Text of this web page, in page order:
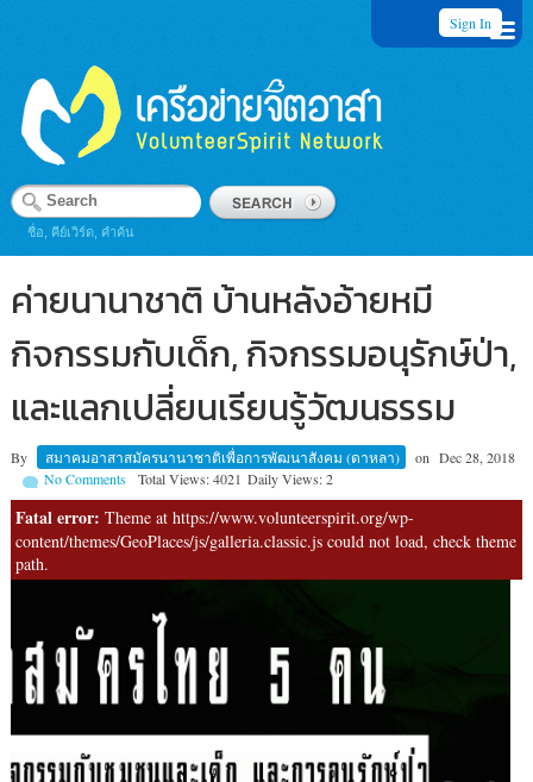
Sign In
ชื่อ, คีย์เวิร์ด, คำค้น
ค่ายนานาชาติ บ้านหลังอ้ายหมี
กิจกรรมกับเด็ก, กิจกรรมอนุรักษ์ป่า,
และแลกเปลี่ยนเรียนรู้วัฒนธรรม
By สมาคมอาสาสมัครนานาชาติเพื่อการพัฒนาสังคม (ดาหลา) on Dec 28, 2018
Total Views: 4021 Daily Views: 2
No Comments
Fatal error: Theme at https://www.volunteerspirit.org/wp-
content/themes/GeoPlaces/js/galleria.classic.js could not load, check theme
path.